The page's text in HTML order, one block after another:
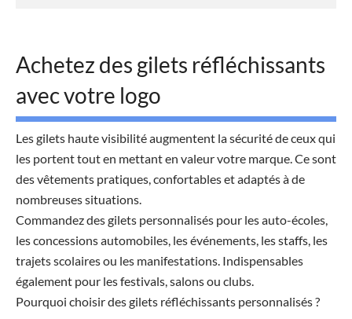
Achetez des gilets réfléchissants
avec votre logo
Les gilets haute visibilité augmentent la sécurité de ceux qui
les portent tout en mettant en valeur votre marque. Ce sont
des vêtements pratiques, confortables et adaptés à de
nombreuses situations.
Commandez des gilets personnalisés pour les auto-écoles,
les concessions automobiles, les événements, les staffs, les
trajets scolaires ou les manifestations. Indispensables
également pour les festivals, salons ou clubs.
Pourquoi choisir des gilets réfléchissants personnalisés ?